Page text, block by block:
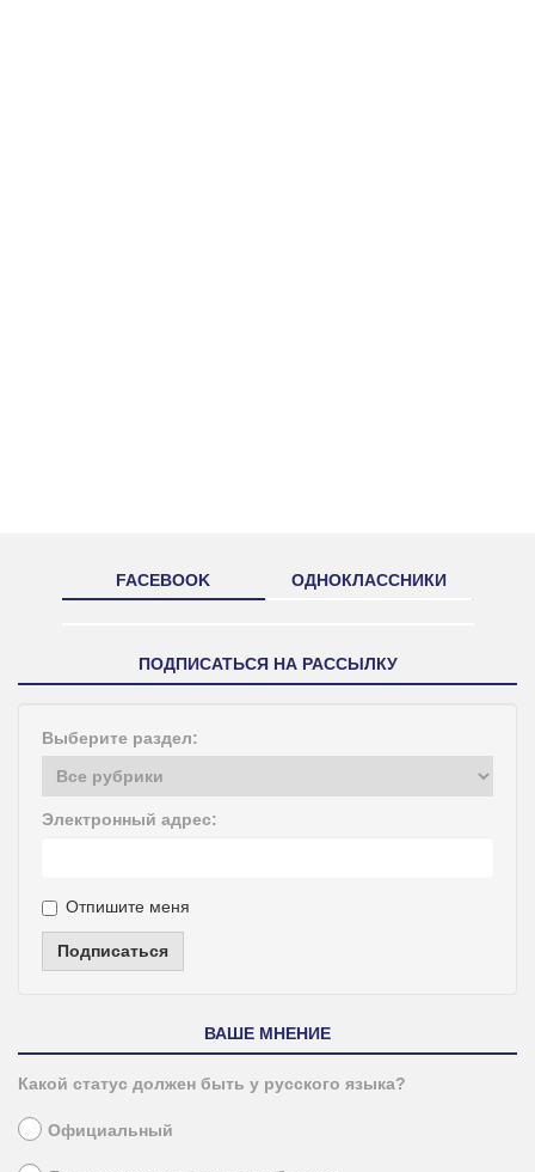
FACEBOOK ОДНОКЛАССНИКИ
ПОДПИСАТЬСЯ НА РАССЫЛКУ
Выберите раздел:
Электронный адрес:
Отпишите меня
Подписаться
ВАШЕ МНЕНИЕ
Какой статус должен быть у русского языка?
Официальный